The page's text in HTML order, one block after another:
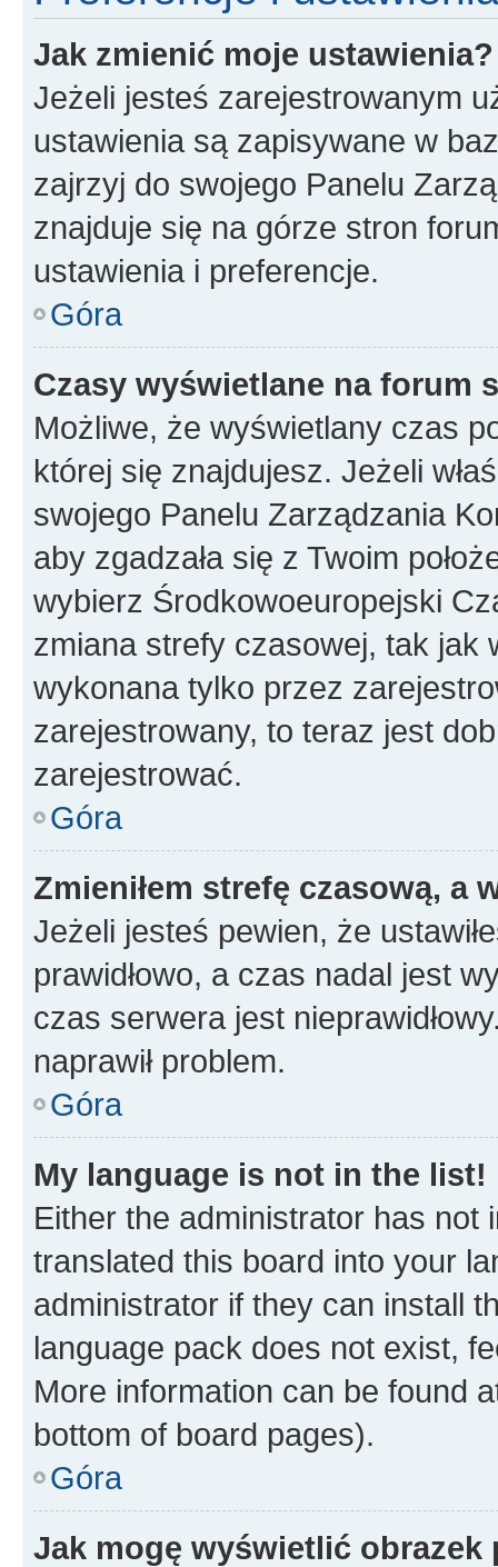
Jak zmienić moje ustawienia?
Jeżeli jesteś zarejestrowanym
ustawienia są zapisywane w
zajrzyj do swojego Panelu
znajduje się na górze stron
ustawienia i preferencje.
Góra
Czasy wyświetlane na forum
Możliwe, że wyświetlany czas
której się znajdujesz. Jeżeli
swojego Panelu Zarządzania
aby zgadzała się z Twoim
wybierz Środkowoeuropejski
zmiana strefy czasowej, tak jak
wykonana tylko przez
zarejestrowany, to teraz jest
zarejestrować.
Góra
Zmieniłem strefę czasową, a
Jeżeli jesteś pewien, że
prawidłowo, a czas nadal jest
czas serwera jest
naprawił problem.
Góra
My language is not in the list!
Either the administrator has not
translated this board into your
administrator if they can install
language pack does not exist,
More information can be found
bottom of board pages).
Góra
Jak mogę wyświetlić